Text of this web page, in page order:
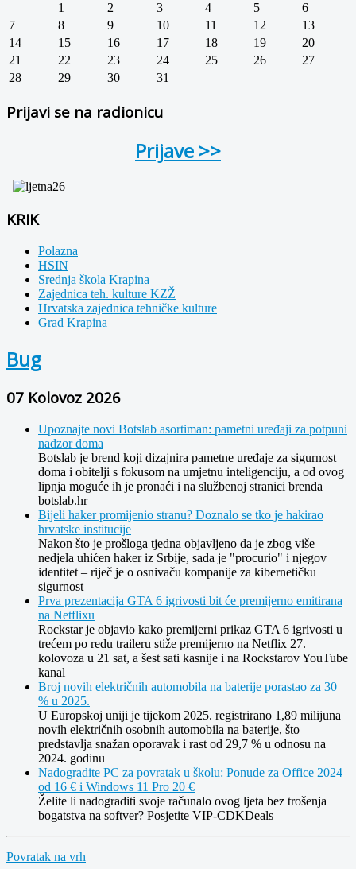
1
2 3 4 5
6
7
8 9 10 11 12
13
14
15 16 17 18 19
20
21
22 23 24 25 26
27
28
29 30 31
Prijavi se na radionicu
Prijave >>
KRIK
Polazna
HSIN
Srednja škola Krapina
Zajednica teh. kulture KZŽ
Hrvatska zajednica tehničke kulture
Grad Krapina
Bug
07 Kolovoz 2026
Upoznajte novi Botslab asortiman: pametni uređaji za potpuni
nadzor doma
Botslab je brend koji dizajnira pametne uređaje za sigurnost
doma i obitelji s fokusom na umjetnu inteligenciju, a od ovog
lipnja moguće ih je pronaći i na službenoj stranici brenda
botslab.hr
Bijeli haker promijenio stranu? Doznalo se tko je hakirao
hrvatske institucije
Nakon što je prošloga tjedna objavljeno da je zbog više
nedjela uhićen haker iz Srbije, sada je "procurio" i njegov
identitet – riječ je o osnivaču kompanije za kibernetičku
sigurnost
Prva prezentacija GTA 6 igrivosti bit će premijerno emitirana
na Netflixu
Rockstar je objavio kako premijerni prikaz GTA 6 igrivosti u
trećem po redu traileru stiže premijerno na Netflix 27.
kolovoza u 21 sat, a šest sati kasnije i na Rockstarov YouTube
kanal
Broj novih električnih automobila na baterije porastao za 30
% u 2025.
U Europskoj uniji je tijekom 2025. registrirano 1,89 milijuna
novih električnih osobnih automobila na baterije, što
predstavlja snažan oporavak i rast od 29,7 % u odnosu na
2024. godinu
Nadogradite PC za povratak u školu: Ponude za Office 2024
od 16 € i Windows 11 Pro 20 €
Želite li nadograditi svoje računalo ovog ljeta bez trošenja
bogatstva na softver? Posjetite VIP-CDKDeals
Povratak na vrh